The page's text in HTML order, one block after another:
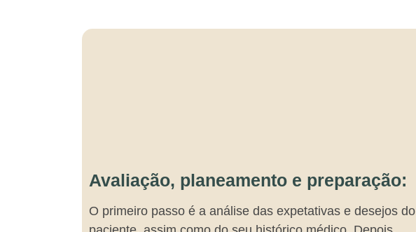
Avaliação, planeamento e preparação:
O primeiro passo é a análise das expetativas e desejos do